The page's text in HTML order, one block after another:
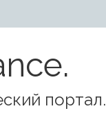
портал.